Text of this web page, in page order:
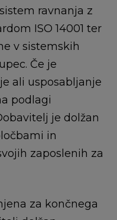
ravnanja z
ISO 14001 ter
v sistemskih
Če je
ali usposabljanje
podlagi
je dolžan
in
zaposlenih za
za končnega